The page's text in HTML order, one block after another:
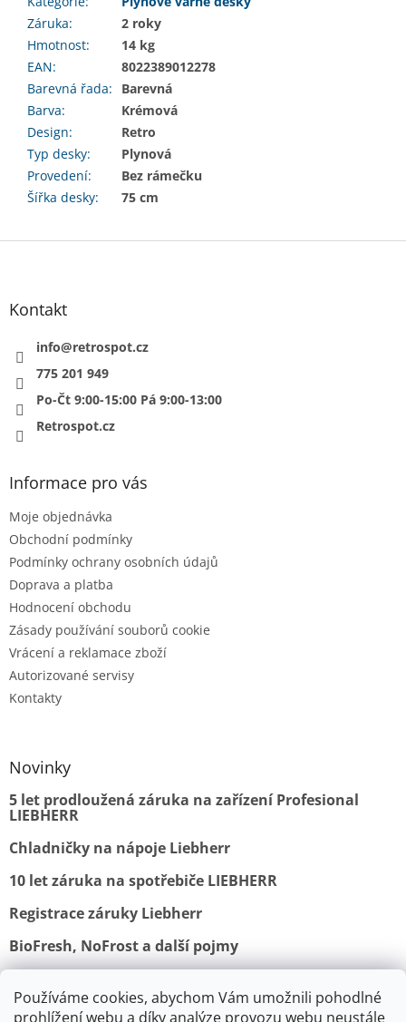
Používáme cookies, abychom Vám umožnili pohodlné
prohlížení webu a díky analýze provozu webu neustále
Záruka:
2 roky
Hmotnost:
14 kg
EAN:
8022389012278
Barevná řada:
Barevná
Barva:
Krémová
Design:
Retro
Typ desky:
Plynová
Provedení:
Bez rámečku
Šířka desky: 75 cm
Z
Kontakt
info@retrospot.cz
775 201 949
Po-Čt 9:00-15:00 Pá 9:00-13:00
Retrospot.cz
Informace pro vás
Moje objednávka
Obchodní podmínky
Podmínky ochrany osobních údajů
Doprava a platba
Hodnocení obchodu
Zásady používání souborů cookie
Vrácení a reklamace zboží
Autorizované servisy
Kontakty
Novinky
5 let prodloužená záruka na zařízení Profesional
LIEBHERR
Chladničky na nápoje Liebherr
10 let záruka na spotřebiče LIEBHERR
Registrace záruky Liebherr
BioFresh, NoFrost a další pojmy
Obchodní podmínky Vrácení a reklamace